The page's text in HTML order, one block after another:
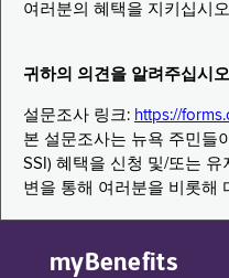
여러분의 혜택을 지키십시
귀하의 의견을 알려주십시
설문조사 링크: https://
본 설문조사는 뉴욕 주민들
SSI) 혜택을 신청 및/또는
변을 통해 여러분을 비롯해
myBenefits